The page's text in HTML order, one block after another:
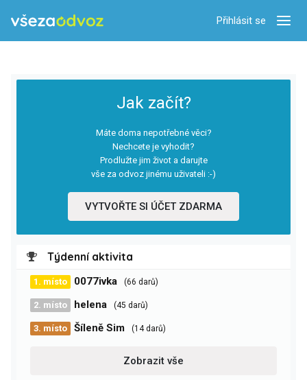
Přihlásit se
Jak začít?
Máte doma nepotřebné věci?
Nechcete je vyhodit?
Prodlužte jim život a darujte
vše za odvoz jinému uživateli :-)
VYTVOŘTE SI ÚČET ZDARMA
Týdenní aktivita
1. místo 0077ivka (66 darů)
2. místo helena (45 darů)
3. místo Šíleně Sim (14 darů)
Zobrazit vše